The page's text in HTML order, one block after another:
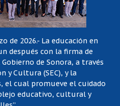
de 2026.- La educación en
después con la firma de
de Sonora, a través
y Cultura (SEC), y la
el cual promueve el cuidado
educativo, cultural y